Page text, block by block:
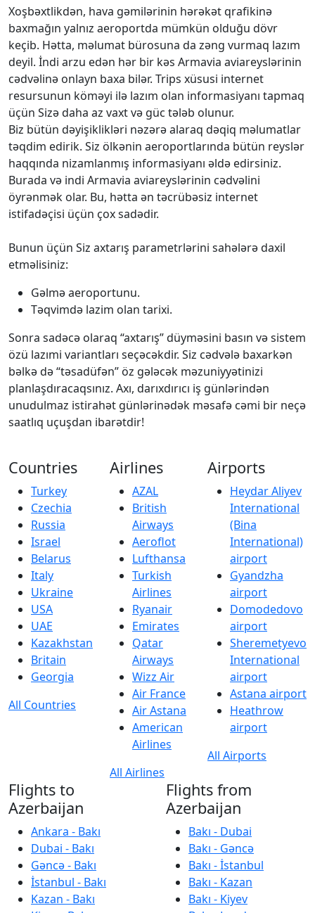
Xoşbəxtlikdən, hava gəmilərinin hərəkət qrafikinə
baxmağın yalnız aeroportda mümkün olduğu dövr
keçib. Hətta, məlumat bürosuna da zəng vurmaq lazım
deyil. İndi arzu edən hər bir kəs Armavia aviareyslərinin
cədvəlinə onlayn baxa bilər. Trips xüsusi internet
resursunun köməyi ilə lazım olan informasiyanı tapmaq
üçün Sizə daha az vaxt və güc tələb olunur.
Biz bütün dəyişiklikləri nəzərə alaraq dəqiq məlumatlar
təqdim edirik. Siz ölkənin aeroportlarında bütün reyslər
haqqında nizamlanmış informasiyanı əldə edirsiniz.
Burada və indi Armavia aviareyslərinin cədvəlini
öyrənmək olar. Bu, hətta ən təcrübəsiz internet
istifadəçisi üçün çox sadədir.
Bunun üçün Siz axtarış parametrlərini sahələrə daxil
etməlisiniz:
Gəlmə aeroportunu.
Təqvimdə lazim olan tarixi.
Sonra sadəcə olaraq “axtarış” düyməsini basın və sistem
özü lazımi variantları seçəcəkdir. Siz cədvələ baxarkən
bəlkə də “təsadüfən” öz gələcək məzuniyyətinizi
planlaşdıracaqsınız. Axı, darıxdırıcı iş günlərindən
unudulmaz istirahət günlərinədək məsafə cəmi bir neçə
saatlıq uçuşdan ibarətdir!
Countries
Turkey
Czechia
Russia
Israel
Belarus
Italy
Ukraine
USA
UAE
Kazakhstan
Britain
Georgia
All Countries
Airlines
AZAL
British
Airways
Aeroflot
Lufthansa
Turkish
Airlines
Ryanair
Emirates
Qatar
Airways
Wizz Air
Air France
Air Astana
American
Airlines
All Airlines
Airports
Heydar Aliyev
International
(Bina
International)
airport
Gyandzha
airport
Domodedovo
airport
Sheremetyevo
International
airport
Astana airport
Heathrow
airport
All Airports
Flights to
Azerbaijan
Ankara - Bakı
Dubai - Bakı
Gəncə - Bakı
İstanbul - Bakı
Kazan - Bakı
Flights from
Azerbaijan
Bakı - Dubai
Bakı - Gəncə
Bakı - İstanbul
Bakı - Kazan
Bakı - Kiyev